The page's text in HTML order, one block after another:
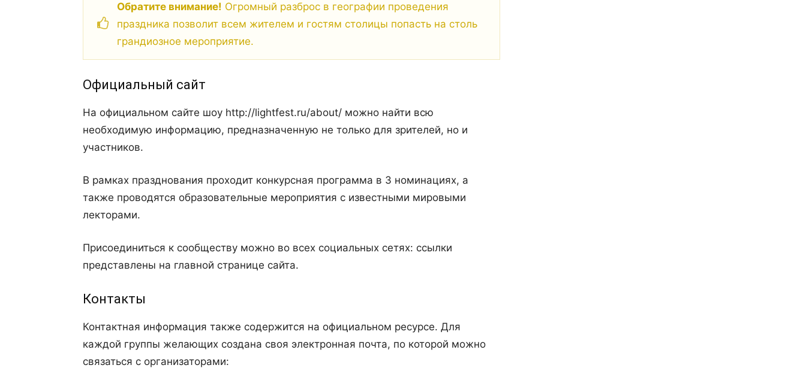
Обратите внимание! Огромный разброс в географии проведения
праздника позволит всем жителем и гостям столицы попасть на столь
грандиозное мероприятие.
Официальный сайт
На официальном сайте шоу http://lightfest.ru/about/ можно найти всю
необходимую информацию, предназначенную не только для зрителей, но и
участников.
В рамках празднования проходит конкурсная программа в 3 номинациях, а
также проводятся образовательные мероприятия с известными мировыми
лекторами.
Присоединиться к сообществу можно во всех социальных сетях: ссылки
представлены на главной странице сайта.
Контакты
Контактная информация также содержится на официальном ресурсе. Для
каждой группы желающих создана своя электронная почта, по которой можно
связаться с организаторами: